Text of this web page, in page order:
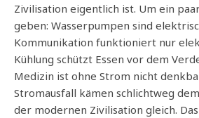
Zivilisation eigentlich ist. Um ein
geben: Wasserpumpen sind
Kommunikation funktioniert nur
Kühlung schützt Essen vor dem
Medizin ist ohne Strom nicht
Stromausfall kämen schlichtweg
der modernen Zivilisation gleich.